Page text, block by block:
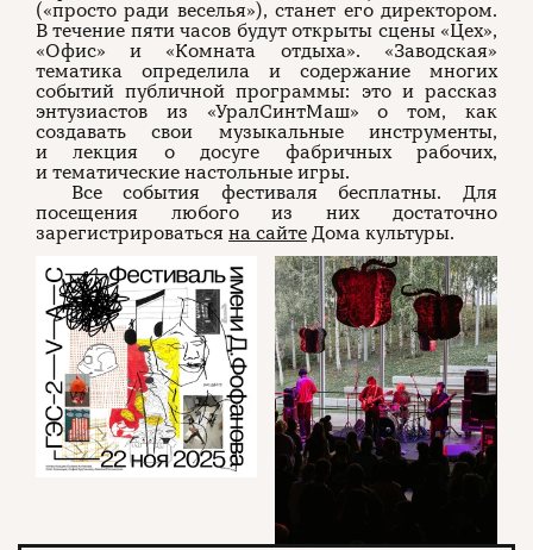
(«просто ради веселья»), станет его директором.
В течение пяти часов будут открыты сцены «Цех»,
«Офис» и «Комната отдыха». «Заводская»
тематика определила и содержание многих
событий публичной программы: это и рассказ
энтузиастов из «УралСинтМаш» о том, как
создавать свои музыкальные инструменты,
и лекция о досуге фабричных рабочих,
и тематические настольные игры.
Все события фестиваля бесплатны. Для
посещения любого из них достаточно
зарегистрироваться на сайте Дома культуры.